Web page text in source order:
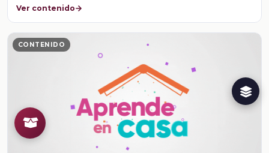
Ver contenido
CONTENIDO